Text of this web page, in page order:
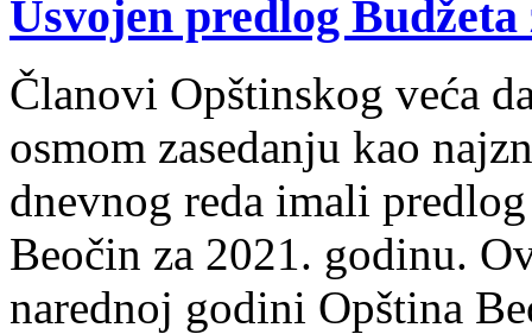
Usvojen predlog Budžeta
Članovi Opštinskog veća
osmom zasedanju kao
dnevnog reda imali
Beočin za 2021. godinu.
narednoj godini Opština